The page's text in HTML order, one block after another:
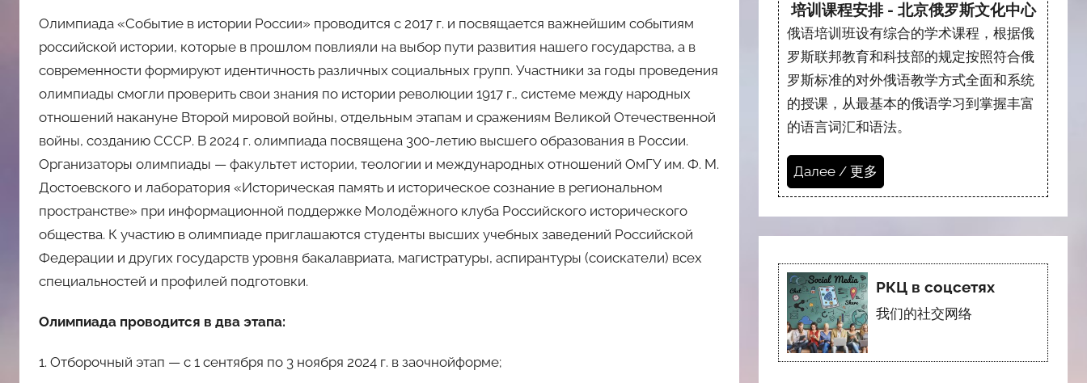
Олимпиада «Событие в истории России» проводится с 2017 г. и посвящается важнейшим событиям
российской истории, которые в прошлом повлияли на выбор пути развития нашего государства, а в
современности формируют идентичность различных социальных групп. Участники за годы проведения
олимпиады смогли проверить свои знания по истории революции 1917 г., системе между народных
отношений накануне Второй мировой войны, отдельным этапам и сражениям Великой Отечественной
войны, созданию СССР. В 2024 г. олимпиада посвящена 300-летию высшего образования в России.
Организаторы олимпиады — факультет истории, теологии и международных отношений ОмГУ им. Ф. М.
Достоевского и лаборатория «Историческая память и историческое сознание в региональном
пространстве» при информационной поддержке Молодёжного клуба Российского исторического
общества. К участию в олимпиаде приглашаются студенты высших учебных заведений Российской
Федерации и других государств уровня бакалавриата, магистратуры, аспирантуры (соискатели) всех
специальностей и профилей подготовки.
Олимпиада проводится в два этапа:
1. Отборочный этап — с 1 сентября по 3 ноября 2024 г. в заочнойформе;
培训课程安排 - 北京俄罗斯文化中心
俄语培训班设有综合的学术课程，根据俄
罗斯联邦教育和科技部的规定按照符合俄
罗斯标准的对外俄语教学方式全面和系统
的授课，从最基本的俄语学习到掌握丰富
的语言词汇和语法。
Далее / 更多
РКЦ в соцсетях
我们的社交网络